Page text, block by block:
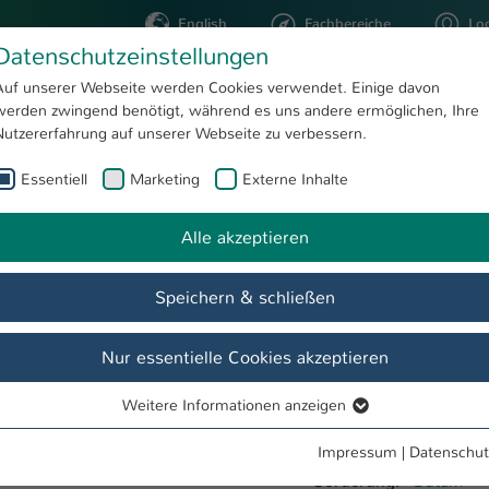
English Fachbereiche
STUDIUM FORSCHUNG
Sortierung: Datum
unserer Webseite werden Cookies verwendet. Einige davon
zwingend benötigt, während es uns andere ermöglichen, Ihre
auf unserer Webseite zu verbessern.
Essentiell Marketing Externe Inhalte
Alle akzeptieren
Speichern & schließen
Nur essentielle Cookies akzeptieren
Essentielle Cookies werden für grundlegende Funktionen der
Weitere Informationen anzeigen
Impressum |